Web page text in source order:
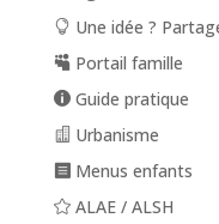
Une idée ?
Portail famille
Guide pratique
Urbanisme
Menus enfants
ALAE / ALSH